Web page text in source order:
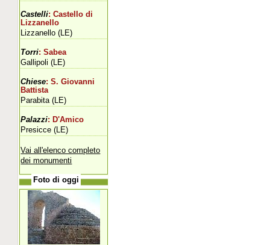
Castelli: Castello di
Lizzanello
Lizzanello (LE)
Torri: Sabea
Gallipoli (LE)
Chiese: S. Giovanni
Battista
Parabita (LE)
Palazzi: D'Amico
Presicce (LE)
Vai all'elenco completo
dei monumenti
Foto di oggi